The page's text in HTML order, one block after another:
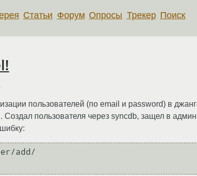
Статьи Форум Опросы Трекер Поиск
пользователей (по email и password) в
пользователя через syncdb, защел в
add/